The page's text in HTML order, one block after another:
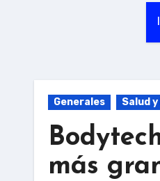
Generales Salud
más